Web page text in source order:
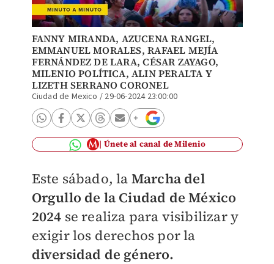
FANNY MIRANDA, AZUCENA RANGEL,
EMMANUEL MORALES,RAFAEL MEJÍA
FERNÁNDEZ DE LARA,CÉSAR ZAYAGO,
MILENIO POLÍTICA, ALIN PERALTA Y
LIZETH SERRANO CORONEL
Ciudad de Mexico / 29-06-2024 23:00:00
Únete al canal de Milenio
Este sábado, la Marcha del
Orgullo de la Ciudad de México
2024 se realiza para visibilizary
exigir los derechos por la
diversidad de género.